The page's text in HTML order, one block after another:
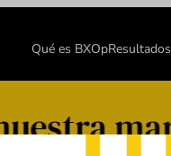
Qué es BXOpResultados